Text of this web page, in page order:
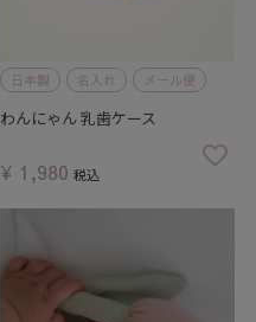
日本製 名入れ メール便
わんにゃん 乳歯ケース
¥ 1,980 税込